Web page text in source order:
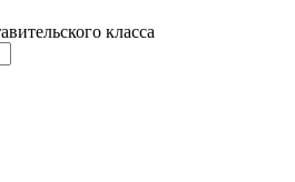
класса